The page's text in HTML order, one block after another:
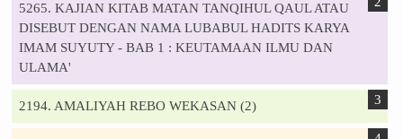
5265. KAJIAN KITAB MATAN TANQIHUL QAUL ATAU
DISEBUT DENGAN NAMA LUBABUL HADITS KARYA
IMAM SUYUTY - BAB 1 : KEUTAMAAN ILMU DAN
ULAMA'
2194. AMALIYAH REBO WEKASAN (2)